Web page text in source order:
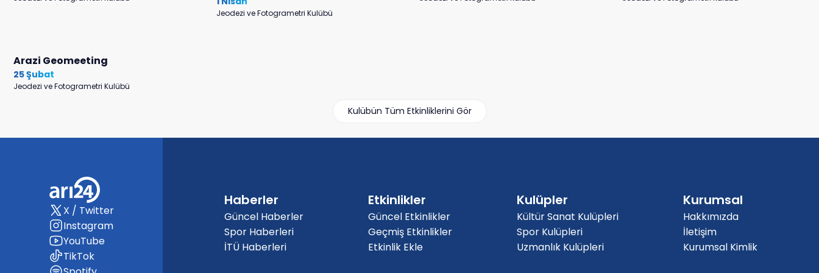
Jeodezi ve Fotogrametri Kulübü
Arazi Geomeeting
25 Şubat
Jeodezi ve Fotogrametri Kulübü
Kulübün Tüm Etkinliklerini Gör
X / Twitter
Instagram
YouTube
TikTok
Haberler
Güncel Haberler
Spor Haberleri
İTÜ Haberleri
Etkinlikler
Güncel Etkinlikler
Geçmiş Etkinlikler
Etkinlik Ekle
Kulüpler
Kültür Sanat Kulüpleri
Spor Kulüpleri
Uzmanlık Kulüpleri
Kurumsal
Hakkımızda
İletişim
Kurumsal Kimlik